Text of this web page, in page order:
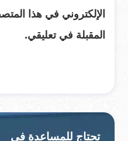
الإلكتروني في هذا
المقبلة في تعليقي.
تحتاج للمساعدة في